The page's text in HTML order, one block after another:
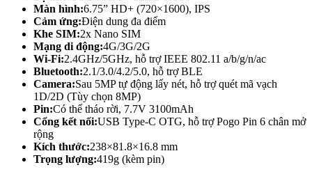
Màn hình:6.75” HD+ (720×1600), IPS
Cảm ứng:Điện dung đa điểm
Khe SIM:2x Nano SIM
Mạng di động:4G/3G/2G
Wi-Fi:2.4GHz/5GHz, hỗ trợ IEEE 802.11 a/b/g/n/ac
Bluetooth:2.1/3.0/4.2/5.0, hỗ trợ BLE
Camera:Sau 5MP tự động lấy nét, hỗ trợ quét mã vạch
1D/2D (Tùy chọn 8MP)
Pin:Có thể tháo rời, 7.7V 3100mAh
Cổng kết nối:USB Type-C OTG, hỗ trợ Pogo Pin 6 chân mở
rộng
Kích thước:238×81.8×16.8 mm
Trọng lượng:419g (kèm pin)